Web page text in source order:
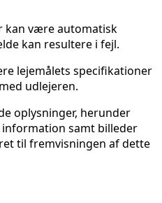
kan være automatisk
kan resultere i fejl.
lejemålets specifikationer
udlejeren.
oplysninger, herunder
information samt billeder
til fremvisningen af dette